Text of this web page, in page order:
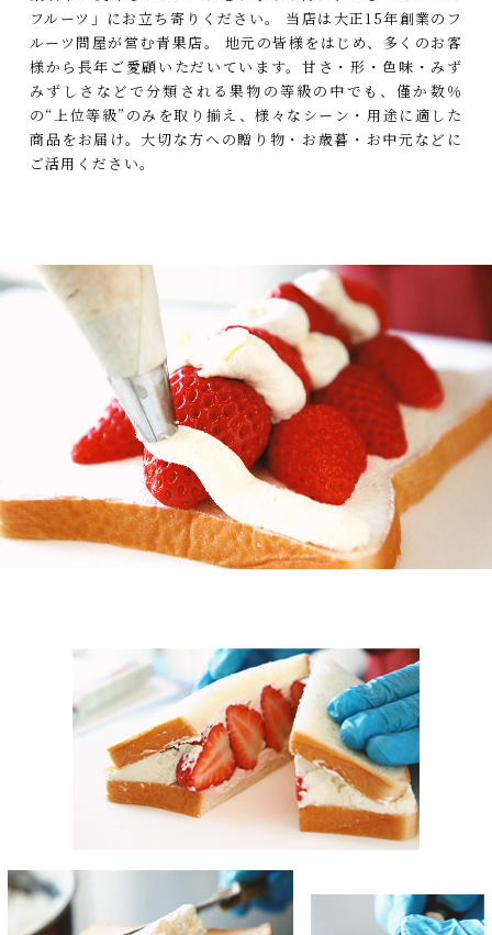
フルーツ」にお立ち寄りください。
当店は大正15年創業のフ
ルーツ問屋が営む青果店。
地元の皆様をはじめ、多くのお客
様から長年ご愛顧いただいています。甘さ・形・色味・みず
みずしさなどで分類される果物の等級の中でも、僅か数％
の“上位等級”のみを取り揃え、様々なシーン・用途に適した
商品をお届け。大切な方への贈り物・お歳暮・お中元などに
ご活用ください。